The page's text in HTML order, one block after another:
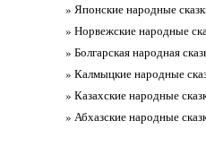
» Японские народные
» Норвежские народные
» Болгарская народная
» Калмыцкие народные
» Казахские народные
» Абхазские народные